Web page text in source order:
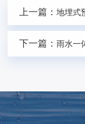
上一篇：地埋式
下一篇：雨水一体